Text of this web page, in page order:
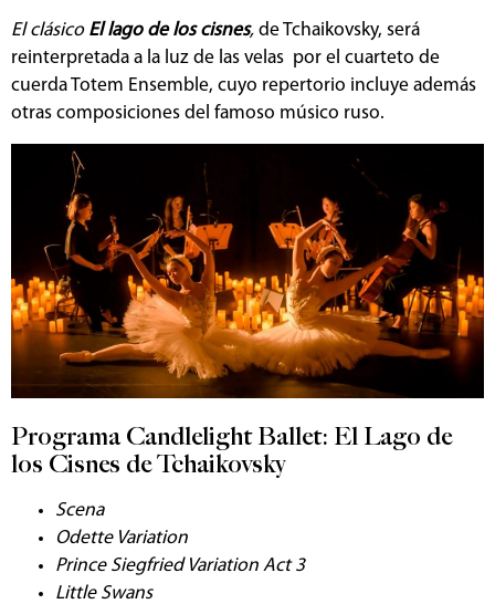
El clásico El lago de los cisnes, de Tchaikovsky, será
reinterpretada a la luz de las velas por el cuarteto de
cuerda Totem Ensemble, cuyo repertorio incluye además
otras composiciones del famoso músico ruso.
Programa Candlelight Ballet: El Lago de
los Cisnes de Tchaikovsky
Scena
Odette Variation
Prince Siegfried Variation Act 3
Little Swans